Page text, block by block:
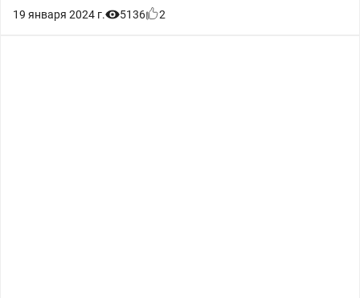
19 января 2024 г. 5136 2